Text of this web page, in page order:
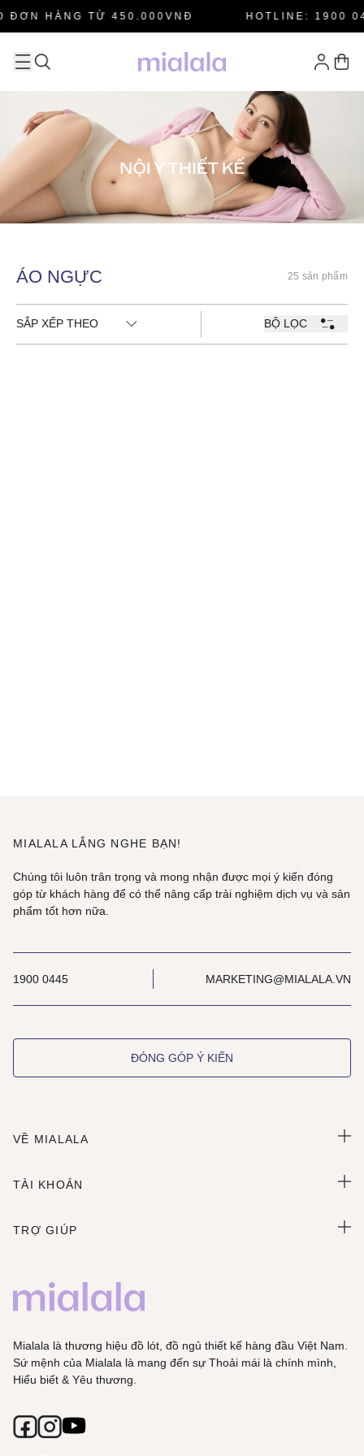
ĐƠN HÀNG TỪ 450.000VNĐ HOTLINE: 1900
ÁO NGỰC 25 sản phẩm
SẮP XẾP THEO BỘ LỌC
MIALALA LẮNG NGHE BẠN!
Chúng tôi luôn trân trọng và mong nhận được mọi ý kiến đóng
góp từ khách hàng để có thể nâng cấp trải nghiệm dịch vụ và sản
phẩm tốt hơn nữa.
1900 0445 MARKETING@MIALALA.VN
ĐÓNG GÓP Ý KIẾN
VỀ MIALALA
TÀI KHOẢN
TRỢ GIÚP
Mialala là thương hiệu đồ lót, đồ ngủ thiết kế hàng đầu Việt Nam.
Sứ mệnh của Mialala là mang đến sự Thoải mái là chính mình,
Hiểu biết & Yêu thương.